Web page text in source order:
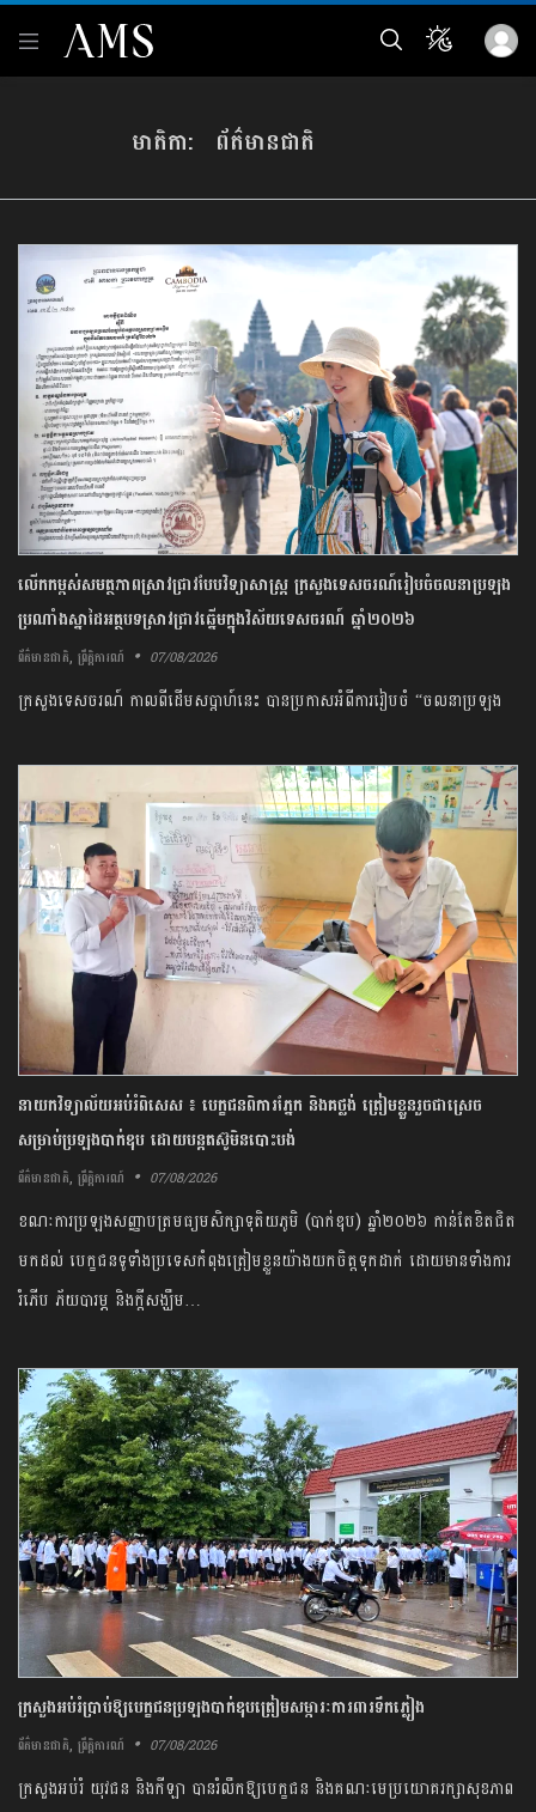
លើកកម្ពស់​សមត្ថភាព​ស្រាវជ្រាវ​បែប​វិទ្យាសាស្ត្រ​ ក្រសួង​ទេសចរណ៍​រៀបចំ​ចលនា​ប្រឡង​
ប្រណាំង​ស្នាដៃ​អត្ថបទ​ស្រាវជ្រាវ​ឆ្នើម​ក្នុង​វិស័យ​ទេសចរណ៍​ ​ឆ្នាំ​២០២៦​
ព័ត៌មានជាតិ, ព្រឹត្តិការណ៍ 07/08/2026
​ក្រសួង​ទេសចរណ៍​ ​កាលពី​ដើម​សប្តាហ៍​នេះ​ ​បាន​ប្រកាស​អំពី​ការ​រៀបចំ​ “​ចលនា​ប្រឡង​
នាយក​វិទ្យាល័យ​អប់រំ​ពិសេស​ ​៖ ​បេក្ខជន​ពិការ​ភ្នែក​ និង​គថ្លង់​ ត្រៀមខ្លួន​រួច​ជាស្រេច​
សម្រាប់​ប្រឡង​បាក់ឌុប ​ដោយ​បន្ត​តស៊ូ​មិន​បោះបង់​
ព័ត៌មានជាតិ, ព្រឹត្តិការណ៍ 07/08/2026
​ខណៈ​ការ​ប្រឡង​សញ្ញាបត្រ​មធ្យមសិក្សា​ទុតិយភូមិ ​(​បាក់ឌុប​) ​ឆ្នាំ​២០២៦​ ​កាន់តែ​ខិត​ជិត​
មកដល់​ ​បេក្ខជន​ទូទាំង​ប្រទេស​កំពុង​ត្រៀមខ្លួន​យ៉ាង​យកចិត្តទុកដាក់​ ​ដោយ​មាន​ទាំង​ការ​
រំភើប​ ភ័យ​បារម្ភ​ ​និង​ក្តីសង្ឃឹម…
ក្រសួង​អប់រំ​ប្រាប់​ឱ្យ​បេក្ខជន​ប្រឡង​បាក់ឌុប​ត្រៀម​សម្ភារៈ​ការពារ​ទឹកភ្លៀង​
ព័ត៌មានជាតិ, ព្រឹត្តិការណ៍ 07/08/2026
​ក្រសួង​អប់រំ ​យុវជន​ និង​កីឡា​ ​បាន​រំលឹក​ឱ្យ​បេក្ខជន​ និង​គណៈ​មេ​ប្រយោគ​រក្សា​សុខភាព​